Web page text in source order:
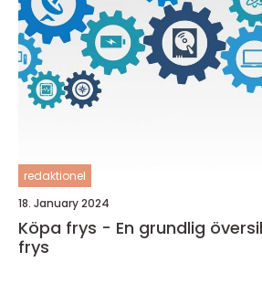
redaktionel
18. January 2024
Köpa frys - En grundlig
frys